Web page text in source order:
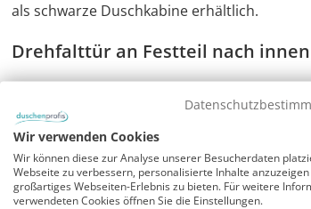
als schwarze Duschkabine erhältlich.
Drehfalttür an Festteil nach
Die faltbare Pendel Duschtür schließt mit
nach innen und außen voll geöffnet
die Pendeltür gefaltet werden und es findet
beachten, nach außen kann die
Pendeltür bleibt in ihrer Endposition
automatisch.
Wir verwenden Cookies
Wir können diese zur Analyse unserer Besucherdaten
Webseite zu verbessern, personalisierte Inhalte
großartiges Webseiten-Erlebnis zu bieten. Für weitere
verwendeten Cookies öffnen Sie die Einstellungen.